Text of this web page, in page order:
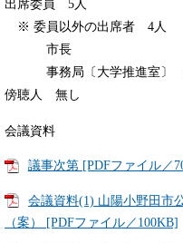
出席委員 5人
※ 委員以外の出席者 4人
市長
事務局〔大学推進室〕
傍聴人 無し
会議資料
議事次第 [PDFファイル／
会議資料(1) 山陽小野田市
（案） [PDFファイル／100KB]